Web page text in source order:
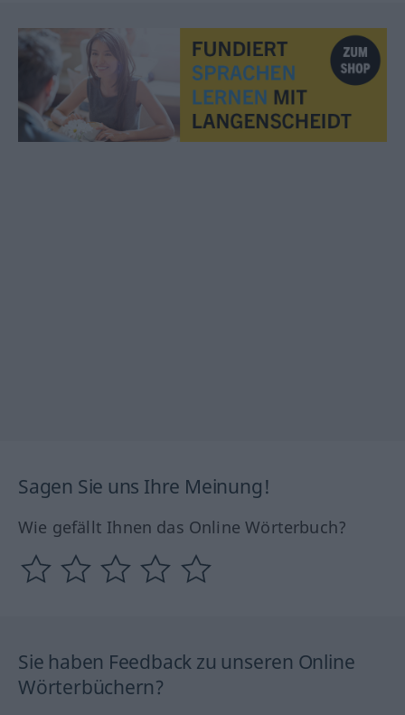
Sagen Sie uns Ihre Meinung!
Wie gefällt Ihnen das Online Wörterbuch?
Sie haben Feedback zu unseren Online
Wörterbüchern?